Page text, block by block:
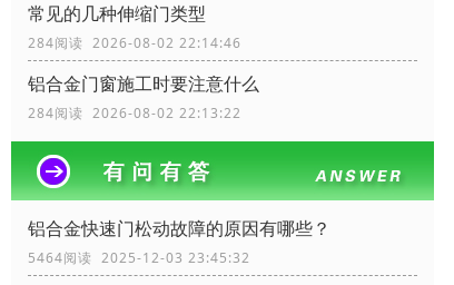
常见的几种伸缩门类型
284阅读 2026-08-02 22:14:46
铝合金门窗施工时要注意什么
284阅读 2026-08-02 22:13:22
铝合金快速门松动故障的原因有哪些？
5464阅读 2025-12-03 23:45:32